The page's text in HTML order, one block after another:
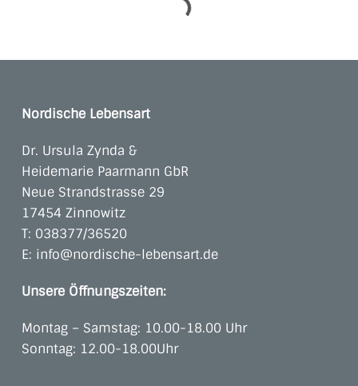
Nordische Lebensart
Dr. Ursula Zynda &
Heidemarie Paarmann GbR
Neue Strandstrasse 29
17454 Zinnowitz
T: 038377/36520
E: info@nordische-lebensart.de
Unsere Öffnungszeiten:
Montag – Samstag: 10.00-18.00 Uhr
Sonntag: 12.00-18.00Uhr